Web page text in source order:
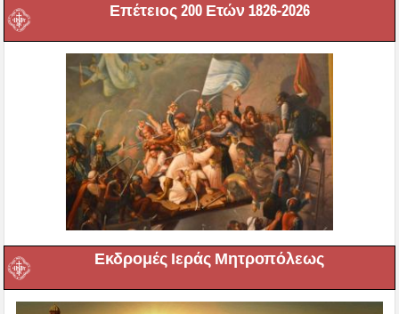
Επέτειος 200 Ετών 1826-2026
Εκδρομές Ιεράς Μητροπόλεως